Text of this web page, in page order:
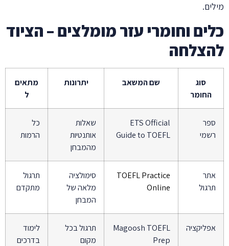
מילים.
כלים וחומרי עזר מומלצים – הציוד
להצלחה
סוג
החומר
שם המשאב יתרונות
מתאים
ל
ספר
רשמי
ETS Official
Guide to TOEFL
שאלות
אותנטיות
מהמבחן
כל
הרמות
אתר
תרגול
TOEFL Practice
Online
סימולציה
מלאה של
המבחן
תרגול
מתקדם
אפליקציה
Magoosh TOEFL
Prep
תרגול בכל
מקום
לימוד
בדרכים